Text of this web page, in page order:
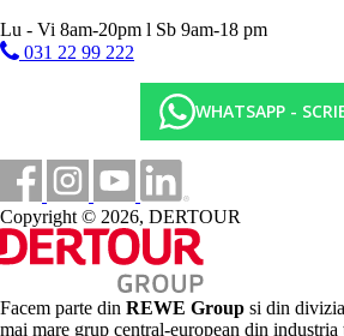
Lu - Vi 8am-20pm l Sb 9am-18 pm
031 22 99 222
WHATSAPP -
Copyright © 2026, DERTOUR
Facem parte din REWE Group si din
mai mare grup central-european din